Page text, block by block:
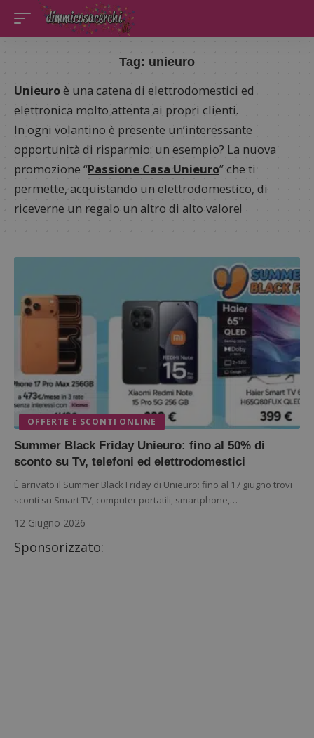
Tag: unieuro
Unieuroè una catena di elettrodomestici ed
elettronica molto attenta ai propri clienti.
In ogni volantino è presente un’interessante
opportunità di risparmio: un esempio? La nuova
promozione “Passione Casa Unieuro” che ti
permette, acquistando un elettrodomestico, di
riceverne un regalo un altro di alto valore!
OFFERTE E SCONTI ONLINE
Summer Black Friday Unieuro: fino al 50% di
sconto su Tv, telefoni ed elettrodomestici
È arrivato il Summer Black Friday di Unieuro: fino al 17 giugno trovi
sconti su Smart TV, computer portatili, smartphone,…
12 Giugno 2026
Sponsorizzato: